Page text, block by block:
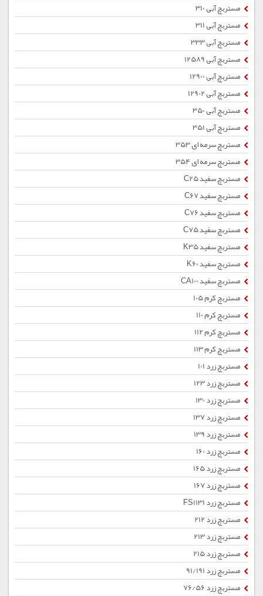
مستربچ آبی 310
مستربچ آبی 311
مستربچ آبی 333
مستربچ آبی 12589
مستربچ آبی 12900
مستربچ آبی 12902
مستربچ آبی 350
مستربچ آبی 351
مستربچ سرمه ای 353
مستربچ سرمه ای 354
مستربچ سفید C25
مستربچ سفید C67
مستربچ سفید C76
مستربچ سفید C75
مستربچ سفید K35
مستربچ سفید K60
مستربچ سفید CA100
مستربچ کرم 105
مستربچ کرم 110
مستربچ کرم 112
مستربچ کرم 113
مستربچ زرد 101
مستربچ زرد 123
مستربچ زرد 130
مستربچ زرد 137
مستربچ زرد 139
مستربچ زرد 160
مستربچ زرد 165
مستربچ زرد 167
مستربچ زرد FS1131
مستربچ زرد 212
مستربچ زرد 213
مستربچ زرد 215
مستربچ زرد 91/191
مستربچ زرد 76/56